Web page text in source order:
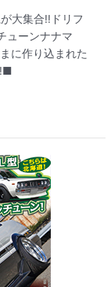
大集合!!ドリフ
ューンナナマ
に作り込まれた